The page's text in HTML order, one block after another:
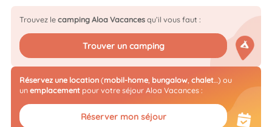
Trouvez lecamping Aloa Vacancesqu’il vous faut :
Trouver un camping
Réservez une location(mobil-home, bungalow, chalet…) ou
unemplacement pour votre séjour Aloa Vacances :
Réserver mon séjour